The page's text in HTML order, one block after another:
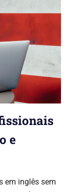
e
em inglês sem